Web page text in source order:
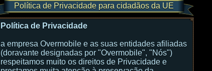
Política de Privacidade para cidadãos da UE
Política de Privacidade
a empresa Overmobile e as suas entidades afiliadas
(doravante designadas por "Overmobile", "Nós")
respeitamos muito os direitos de Privacidade e